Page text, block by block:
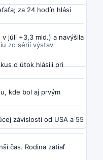
za 24 hodín hlási
v júli +3,3 mld.) a navýšila
o útok hlásili pri
kde bol aj prvým
závislosti od USA a 55
čas. Rodina zatiaľ
zo sérií výstav